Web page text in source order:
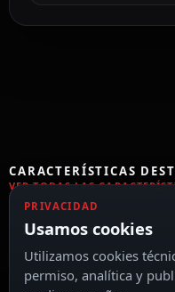
CARACTERÍSTICAS
VER TODAS LAS
Impermeable
PRIVACIDAD
Usamos cookies
Utilizamos cookies
permiso, analítica y